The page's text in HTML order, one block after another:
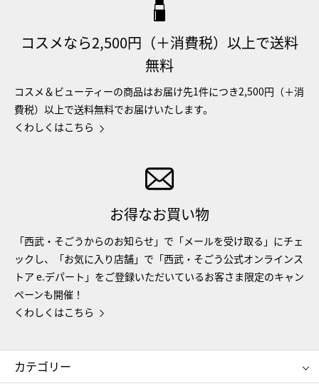
コスメなら2,500円（＋消費税）以上で送料
無料
コスメ＆ビューティーの商品はお届け先1件につき2,500円（＋消
費税）以上で送料無料でお届けいたします。
くわしくはこちら
お得なお買い物
「西武・そごうからのお知らせ」で「メールを受け取る」にチェ
ックし、「お気に入り店舗」で「西武・そごう公式オンラインス
トア e.デパート」をご登録いただいているお客さま限定のキャン
ペーンも開催！
くわしくはこちら
カテゴリー